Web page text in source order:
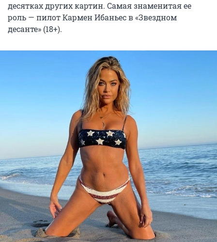
десятках других картин. Самая знаменитая ее
роль — пилот Кармен Ибаньес в «Звездном
десанте» (18+).